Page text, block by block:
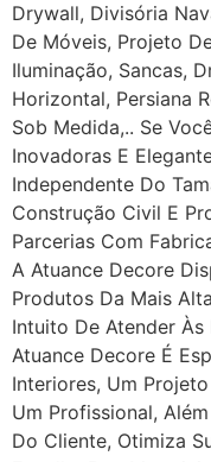
Drywall, Divisória
De Móveis, Projeto
Iluminação, Sancas,
Horizontal, Persiana
Sob Medida,.. Se
Inovadoras E
Independente Do
Construção Civil E
Parcerias Com
A Atuance Decore
Produtos Da Mais
Intuito De Atender
Atuance Decore É
Interiores, Um
Um Profissional,
Do Cliente, Otimiza